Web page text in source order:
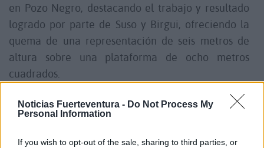
Noticias Fuerteventura - Do Not Process My
Personal Information
If you wish to opt-out of the sale, sharing to third parties, or
en Pozo Negro, destacando el trabajo y resultado
logrado por parte de Suso y Birgui, ofreciendo la
quema de una representación de seis metros de
altura sobre una plataforma de ocho metros
cuadrados.
El concejal Pedro Armas invita a disfrutar de los
recuerda disfrutar con responsabilidad de las